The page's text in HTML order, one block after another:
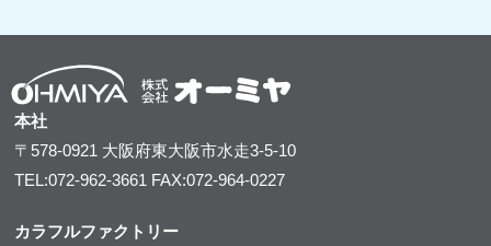
本社
〒578-0921 大阪府東大阪市水走3-5-10
TEL:072-962-3661 FAX:072-964-0227
カラフルファクトリー